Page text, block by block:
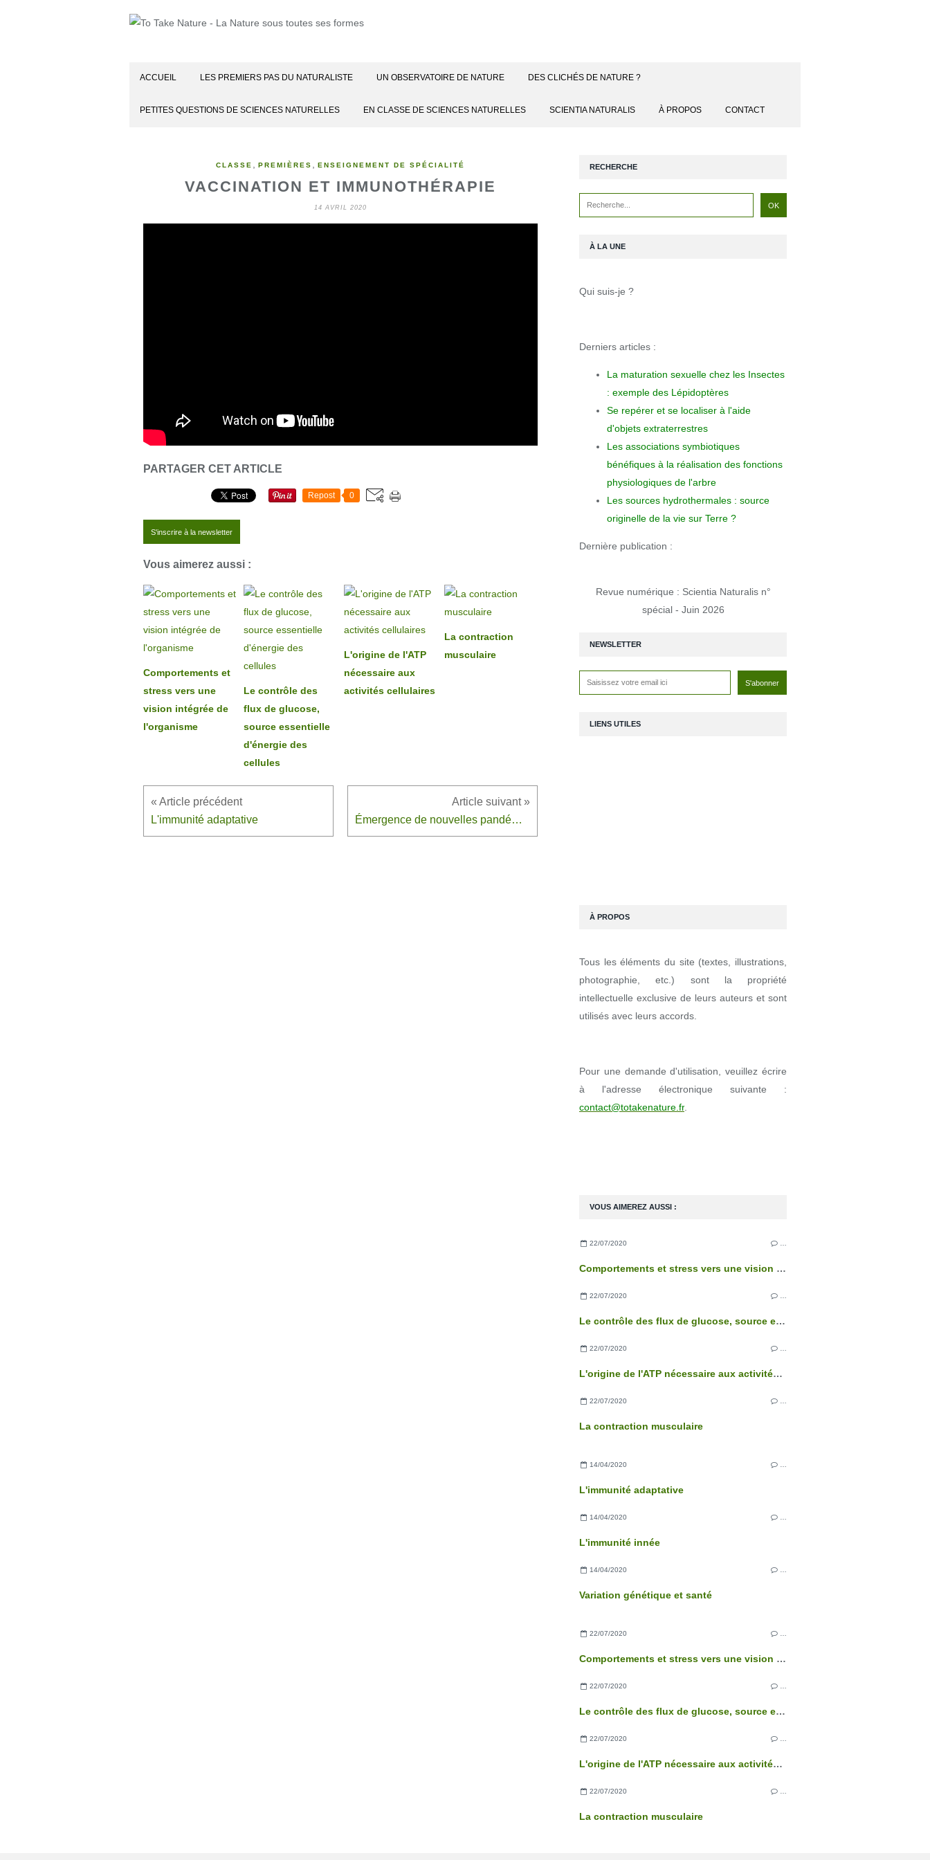
ACCUEIL LES PREMIERS PAS DU NATURALISTE UN OBSERVATOIRE DE NATURE DES CLICHÉS DE NATURE ?
PETITES QUESTIONS DE SCIENCES NATURELLES EN CLASSE DE SCIENCES NATURELLES SCIENTIA NATURALIS À PROPOS CONTACT
CLASSE PREMIÈRES ENSEIGNEMENT DE SPÉCIALITÉ
VACCINATION ET IMMUNOTHÉRAPIE
14 AVRIL 2020
PARTAGER CET ARTICLE
Repost 0
S'inscrire à la newsletter
Vous aimerez aussi :
Comportements et
stress vers une
vision intégrée de
l'organisme
Le contrôle des
flux de glucose,
source essentielle
d'énergie des
cellules
L'origine de l'ATP
nécessaire aux
activités cellulaires
La contraction
musculaire
L'immunité adaptative Émergence de nouvelles pandémies : l’Homme coupable ?
NEWSLETTER
RECHERCHE
VOUS AIMEREZ AUSSI :
22/07/2020
Comportements et stress vers une vision intégrée de l'organisme
22/07/2020
Le contrôle des flux de glucose, source essentielle d'énergie des cellules
22/07/2020
L'origine de l'ATP nécessaire aux activités cellulaires
22/07/2020
La contraction musculaire
14/04/2020
L'immunité adaptative
14/04/2020
L'immunité innée
14/04/2020
Variation génétique et santé
22/07/2020
Comportements et stress vers une vision intégrée de l'organisme
22/07/2020
Le contrôle des flux de glucose, source essentielle d'énergie des cellules
22/07/2020
L'origine de l'ATP nécessaire aux activités cellulaires
22/07/2020
La contraction musculaire
À LA UNE
Qui suis-je ?
Derniers articles :
La maturation sexuelle chez les Insectes
: exemple des Lépidoptères
Se repérer et se localiser à l'aide
d'objets extraterrestres
Les associations symbiotiques
bénéfiques à la réalisation des fonctions
physiologiques de l'arbre
Les sources hydrothermales : source
originelle de la vie sur Terre ?
Dernière publication :
Revue numérique : Scientia Naturalis n°
spécial - Juin 2026
LIENS UTILES
À PROPOS
Tous les éléments du site (textes, illustrations,
photographie, etc.) sont la propriété
intellectuelle exclusive de leurs auteurs et sont
utilisés avec leurs accords.
Pour une demande d'utilisation, veuillez écrire
à l'adresse électronique suivante :
contact@totakenature.fr